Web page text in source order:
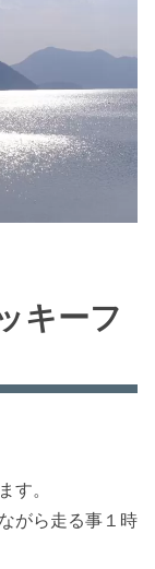
キーフ
す。
がら走る事１時